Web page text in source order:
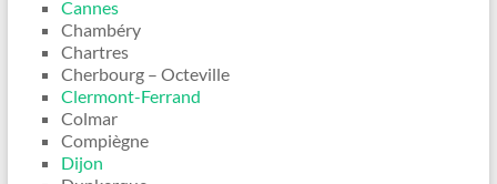
Cannes
Chambéry
Chartres
Cherbourg – Octeville
Clermont-Ferrand
Colmar
Compiègne
Dijon